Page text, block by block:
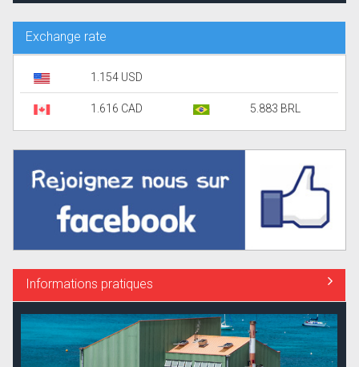
Exchange rate
1.154 USD
1.616 CAD 5.883 BRL
Informations pratiques